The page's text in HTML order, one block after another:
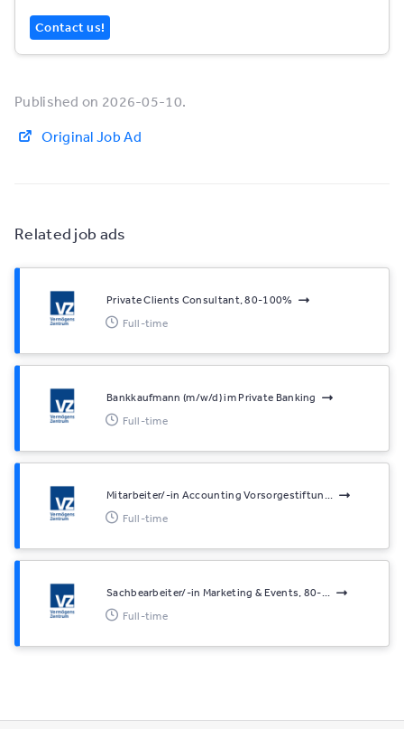
Related job ads
Private Clients Consultant, 80-100%
Full-time
Bankkaufmann (m/w/d) im Private Banking
Full-time
Mitarbeiter/-in Accounting Vorsorgestiftun...
Full-time
Sachbearbeiter/-in Marketing & Events, 80-...
Full-time
Contact us!
Published on 2026-05-10.
Original Job Ad